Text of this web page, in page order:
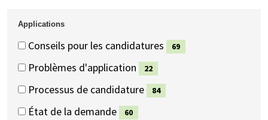
Applications
Applications
Applications
Conseils pour les candidatures
(69
69
Problèmes d'application
(22
22
Processus de candidature
(84
84
État de la demande
60